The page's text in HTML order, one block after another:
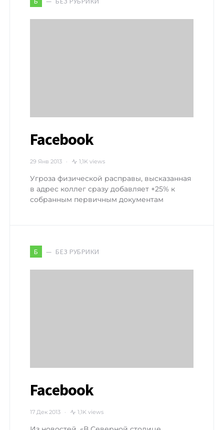
Facebook
29 Янв 2013 1,1K views
Угроза физической расправы, высказанная
в адрес коллег сразу добавляет +25% к
собранным первичным документам
Б БЕЗ РУБРИКИ
Facebook
17 Дек 2013 1,1K views